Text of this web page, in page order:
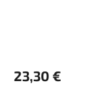
je
23,30 €